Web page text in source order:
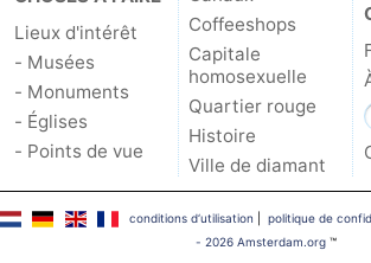
Lieux d'intérêt
- Musées
- Monuments
- Églises
- Points de vue
Coffeeshops
Capitale
homosexuelle
Quartier rouge
Histoire
Ville de diamant
conditions d‘utilisation politique de
- 2026 Amsterdam.org™